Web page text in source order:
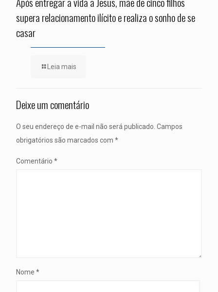
supera relacionamento ilícito e realiza o sonho de se
casar
Leia mais
Deixe um comentário
O seu endereço de e-mail não será publicado. Campos
obrigatórios são marcados com *
Comentário *
Nome *